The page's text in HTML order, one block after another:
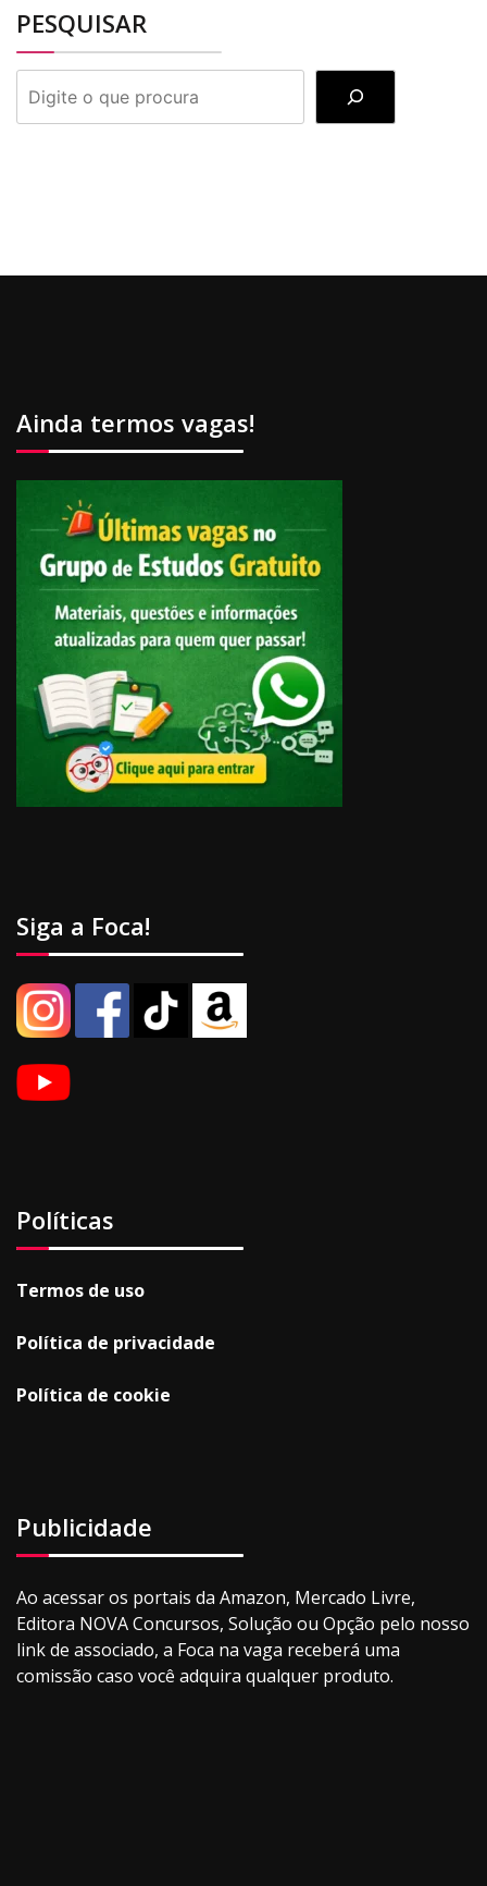
PESQUISAR
PESQUISAR
Ainda termos vagas!
Siga a Foca!
Políticas
Termos de uso
Política de privacidade
Política de cookie
Publicidade
Ao acessar os portais da Amazon, Mercado Livre,
Editora NOVA Concursos, Solução ou Opção pelo nosso
link de associado, a Foca na vaga receberá uma
comissão caso você adquira qualquer produto.